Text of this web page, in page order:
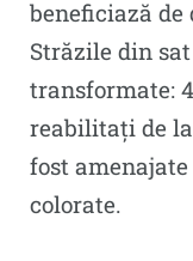
beneficiază
Străzile din
transformate:
reabilitați de
fost
colorate.